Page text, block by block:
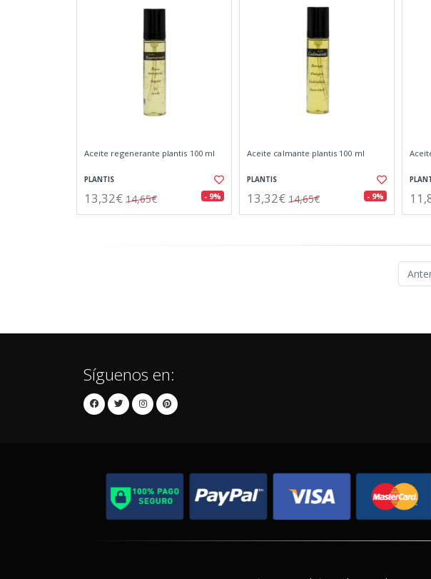
Aceite regenerante plantis 100 ml
PLANTIS
13,32€ 14,65€ - 9%
Aceite calmante plantis 100 ml
PLANTIS
13,32€ 14,65€ - 9%
Síguenos en: